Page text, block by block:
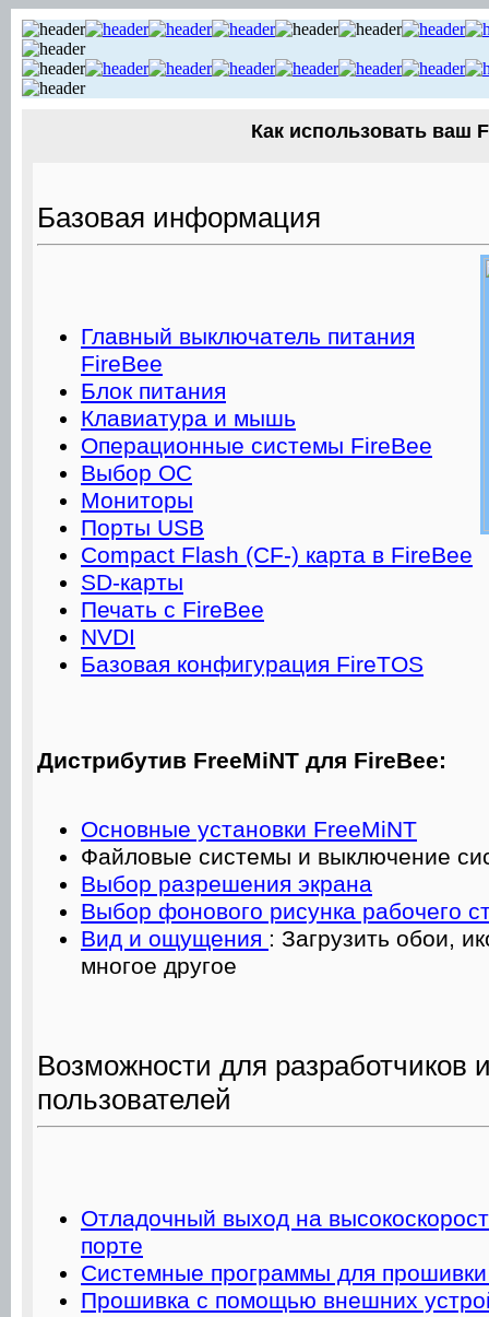
Как использовать ваш
Базовая информация
Главный выключатель питания
FireBee
Блок питания
Клавиатура и мышь
Операционные системы FireBee
Выбор ОС
Мониторы
Порты USB
Compact Flash (CF-) карта в FireBee
SD-карты
Печать с FireBee
NVDI
Базовая конфигурация FireTOS
Дистрибутив FreeMiNT для FireBee:
Основные установки FreeMiNT
Файловые системы и выключение
Выбор разрешения экрана
Выбор фонового рисунка рабочего
Вид и ощущения : Загрузить обои,
многое другое
Возможности для разработчиков
пользователей
Отладочный выход на
порте
Системные программы для
Прошивка с помощью внешних